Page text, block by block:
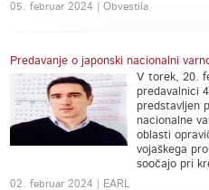
05. februar 2024 | Obvestila
Predavanje o japonski nacionalni
V torek, 20.
predavalnici
predstavljen
nacionalne
oblasti
vojaškega
soočajo pri
02. februar 2024 | EARL